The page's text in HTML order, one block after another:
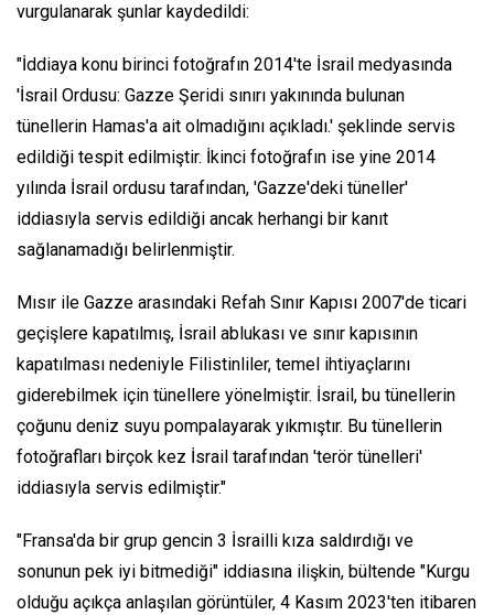
vurgulanarak şunlar kaydedildi:
"İddiaya konu birinci fotoğrafın 2014'te İsrail medyasında
'İsrail Ordusu: Gazze Şeridi sınırı yakınında bulunan
tünellerin Hamas'a ait olmadığını açıkladı.' şeklinde servis
edildiği tespit edilmiştir. İkinci fotoğrafın ise yine 2014
yılında İsrail ordusu tarafından, 'Gazze'deki tüneller'
iddiasıyla servis edildiği ancak herhangi bir kanıt
sağlanamadığı belirlenmiştir.
Mısır ile Gazze arasındaki Refah Sınır Kapısı 2007'de ticari
geçişlere kapatılmış, İsrail ablukası ve sınır kapısının
kapatılması nedeniyle Filistinliler, temel ihtiyaçlarını
giderebilmek için tünellere yönelmiştir. İsrail, bu tünellerin
çoğunu deniz suyu pompalayarak yıkmıştır. Bu tünellerin
fotoğrafları birçok kez İsrail tarafından 'terör tünelleri'
iddiasıyla servis edilmiştir."
"Fransa'da bir grup gencin 3 İsrailli kıza saldırdığı ve
sonunun pek iyi bitmediği" iddiasına ilişkin, bültende "Kurgu
olduğu açıkça anlaşılan görüntüler, 4 Kasım 2023'ten itibaren